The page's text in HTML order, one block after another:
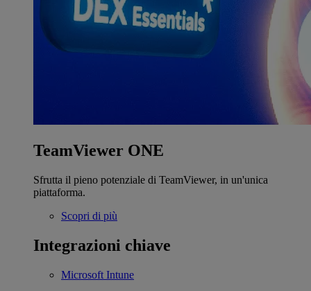
TeamViewer ONE
Sfrutta il pieno potenziale di TeamViewer, in un'unica
piattaforma.
Scopri di più
Integrazioni chiave
Microsoft Intune